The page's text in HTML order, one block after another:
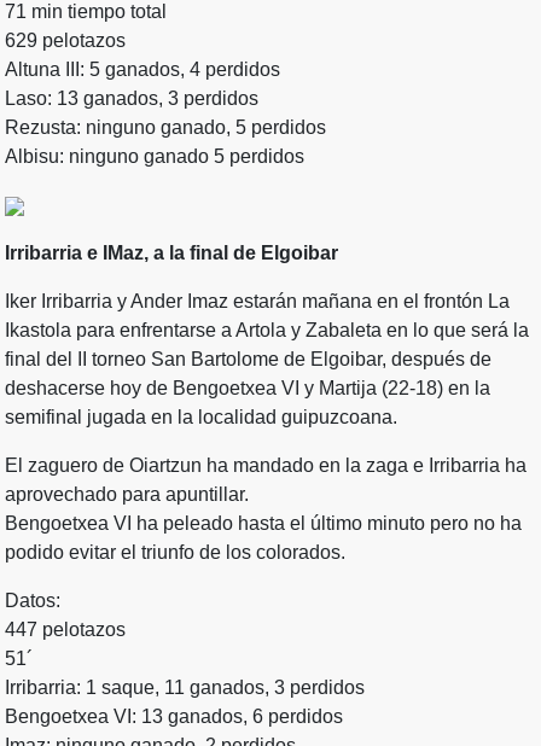
71 min tiempo total
629 pelotazos
Altuna III: 5 ganados, 4 perdidos
Laso: 13 ganados, 3 perdidos
Rezusta: ninguno ganado, 5 perdidos
Albisu: ninguno ganado 5 perdidos
Irribarria e IMaz, a la final de Elgoibar
Iker Irribarria y Ander Imaz estarán mañana en el frontón La
Ikastola para enfrentarse a Artola y Zabaleta en lo que será la
final del II torneo San Bartolome de Elgoibar, después de
deshacerse hoy de Bengoetxea VI y Martija (22-18) en la
semifinal jugada en la localidad guipuzcoana.
El zaguero de Oiartzun ha mandado en la zaga e Irribarria ha
aprovechado para apuntillar.
Bengoetxea VI ha peleado hasta el último minuto pero no ha
podido evitar el triunfo de los colorados.
Datos:
447 pelotazos
51´
Irribarria: 1 saque, 11 ganados, 3 perdidos
Bengoetxea VI: 13 ganados, 6 perdidos